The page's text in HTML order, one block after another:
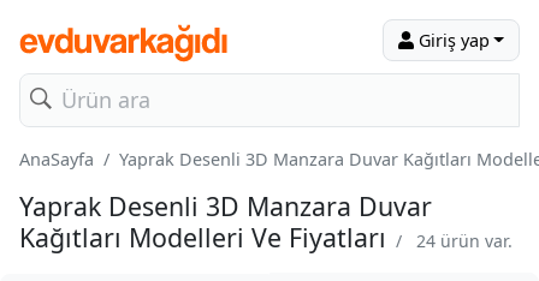
Giriş yap
AnaSayfa Yaprak Desenli 3D Manzara Duvar Kağıtları
Yaprak Desenli 3D Manzara Duvar
Kağıtları Modelleri Ve Fiyatları / 24 ürün var.